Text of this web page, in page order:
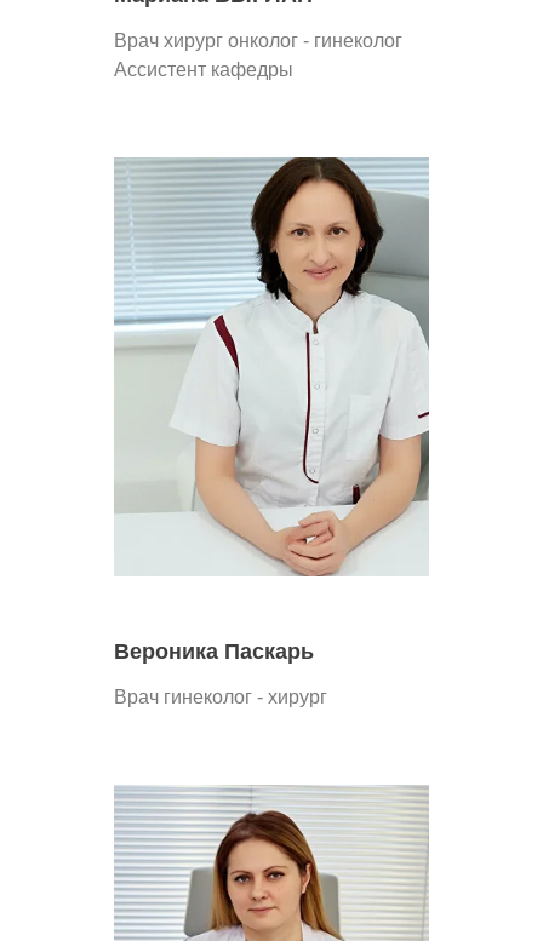
Врач хирург онколог - гинеколог
Ассистент кафедры
Вероника Паскарь
Врач гинеколог - хирург